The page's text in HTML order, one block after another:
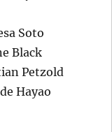
Soto
Black
Petzold
Hayao